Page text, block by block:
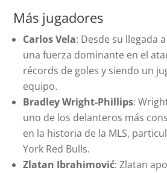
Más jugadores
Carlos Vela: Desde su llegada
una fuerza dominante en el
récords de goles y siendo un
equipo.
Bradley Wright-Phillips:
uno de los delanteros más
en la historia de la MLS,
York Red Bulls.
Zlatan Ibrahimović: Zlatan